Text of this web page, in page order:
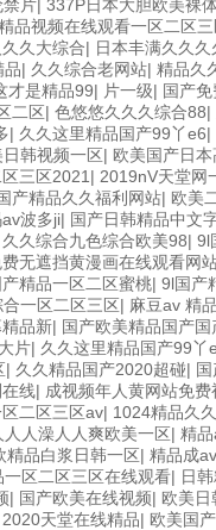
禁片| 337P日本大胆欧美裸
品视频在线观看一区二区
久大综合| 日本丰满久久久
品| 久久综合老网站| 精品久
才是精品99| 片一级| 国产
二区| 色悠悠久久久综合88|
| 久久这里精品国产99丫e6|
韩视频一区| 欧美国产日
三区2021 | 2019nV天堂网
产精品久久福利网站| 欧美
波多ji| 国产日韩精品中文
久久综合九色综合欧美98| 9l
无遮挡黄漫画在线观看网
产精品一区二区蜜桃| 9l国产
一区二区三区| 麻豆av 精
品新| 国产欧美精品国产国
片| 久久这里精品国产99丫
| 久久精品国产2020超碰|
线| 成视频年人黄网站免费
二区三区av| 1024精品久
人人澡人人爽欧美一区| 精
精品白浆日韩一区| 精品成
一区二区三区在线观看| 日
| 国产欧美在线视频| 欧美日
2020天堂在线精品| 欧美国